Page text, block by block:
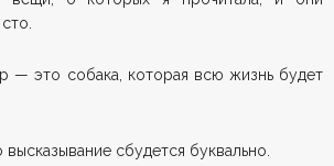
— это собака, которая всю жизнь будет
сбудется буквально.